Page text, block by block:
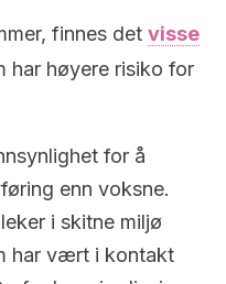
finnes det visse
har høyere risiko for
for å
enn voksne.
i skitne miljø
har vært i kontakt